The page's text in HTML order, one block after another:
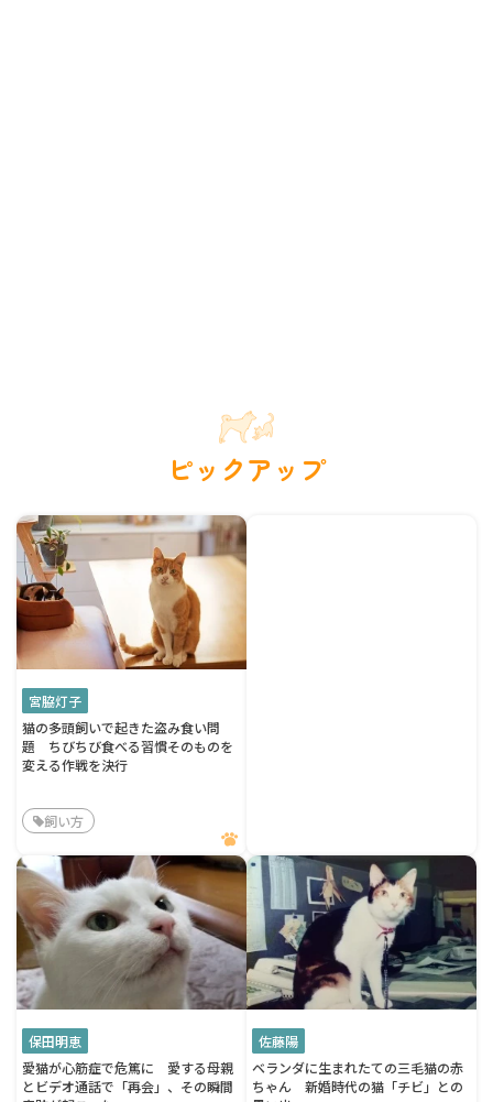
ピックアップ
宮脇灯子
猫の多頭飼いで起きた盗み食い問
題 ちびちび食べる習慣そのものを
変える作戦を決行
飼い方
保田明恵
愛猫が心筋症で危篤に 愛する母親
とビデオ通話で「再会」、その瞬間
佐藤陽
ベランダに生まれたての三毛猫の赤
ちゃん 新婚時代の猫「チビ」との